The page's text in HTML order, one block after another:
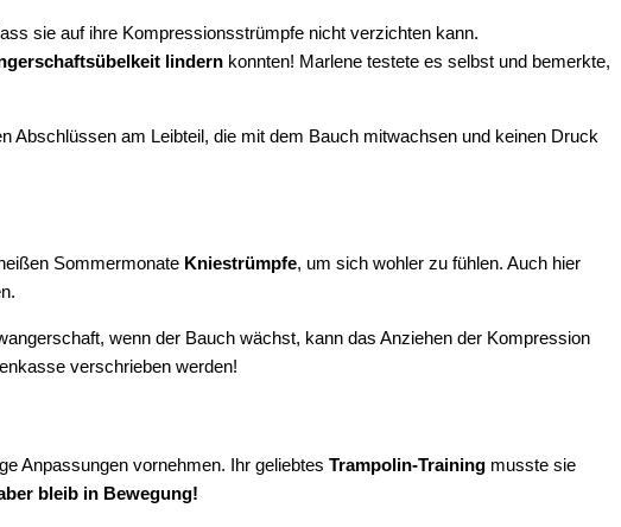
sie auf ihre Kompressionsstrümpfe nicht verzichten kann.
lindern konnten! Marlene testete es selbst und bemerkte,
Abschlüssen am Leibteil, die mit dem Bauch mitwachsen und keinen Druck
Sommermonate Kniestrümpfe, um sich wohler zu fühlen. Auch hier
wenn der Bauch wächst, kann das Anziehen der Kompression
verschrieben werden!
Anpassungen vornehmen. Ihr geliebtes Trampolin-Training musste sie
bleib in Bewegung!